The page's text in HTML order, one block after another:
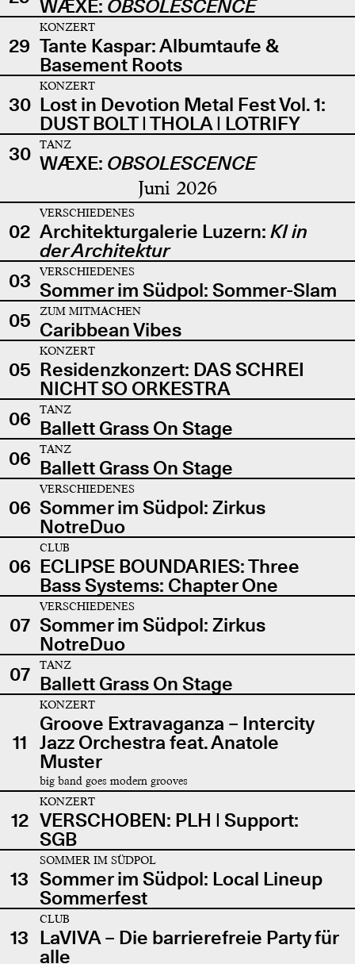
WÆXE: OBSOLESCENCE
29
KONZERT
Tante Kaspar: Albumtaufe &
Basement Roots
30
KONZERT
Lost in Devotion Metal Fest Vol. 1:
DUST BOLT | THOLA | LOTRIFY
30
TANZ
WÆXE: OBSOLESCENCE
Juni 2026
02
VERSCHIEDENES
Architekturgalerie Luzern: KI in
der Architektur
03
VERSCHIEDENES
Sommer im Südpol: Sommer-Slam
05
ZUM MITMACHEN
Caribbean Vibes
05
KONZERT
Residenzkonzert: DAS SCHREI
NICHT SO ORKESTRA
06
TANZ
Ballett Grass On Stage
06
TANZ
Ballett Grass On Stage
06
VERSCHIEDENES
Sommer im Südpol: Zirkus
NotreDuo
06
CLUB
ECLIPSE BOUNDARIES: Three
Bass Systems: Chapter One
07
VERSCHIEDENES
Sommer im Südpol: Zirkus
NotreDuo
07
TANZ
Ballett Grass On Stage
11
KONZERT
Groove Extravaganza – Intercity
Jazz Orchestra feat. Anatole
Muster
big band goes modern grooves
12
KONZERT
VERSCHOBEN: PLH | Support:
SGB
13
SOMMER IM SÜDPOL
Sommer im Südpol: Local Lineup
Sommerfest
13
CLUB
LaVIVA – Die barrierefreie Party für
alle